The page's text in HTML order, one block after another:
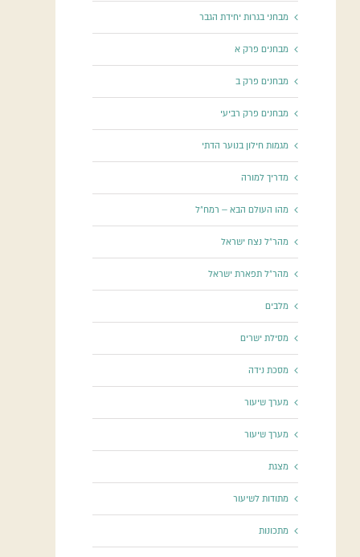
מבחני בגרות יחידת הגבר
מבחנים פרק א
מבחנים פרק ב
מבחנים פרק רביעי
מגמות חילון בנוער הדתי
מדריך למורה
מהו העולם הבא – רמח"ל
מהר"ל נצח ישראל
מהר"ל תפארת ישראל
מלבים
מסילת ישרים
מסכת נידה
מערך שיעור
מערך שיעור
מצגת
מתודות לשיעור
מתכונות